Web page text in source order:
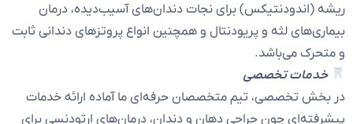
ریشه (اندودنتیکس) برای نجات دندان‌های آسیب‌دیده، درمان
بیماری‌های لثه و پریودنتال و همچنین انواع پروتزهای دندانی ثابت
و متحرک می‌باشد.
خدمات تخصصی
در بخش تخصصی، تیم متخصصان حرفه‌ای ما آماده ارائه خدمات
پیشرفته‌ای چون جراحی دهان و دندان، درمان‌های ارتودنسی برای